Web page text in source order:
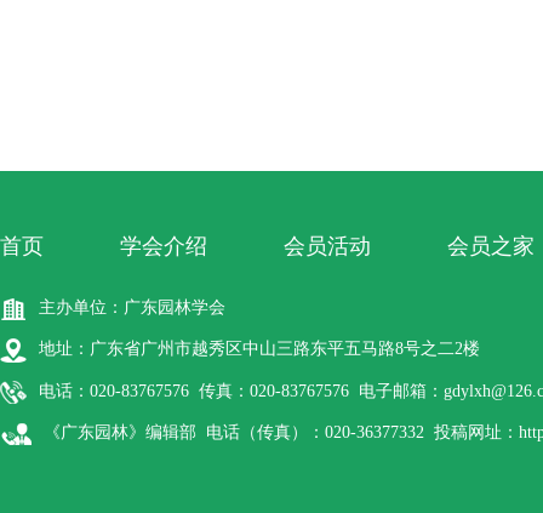
首页 学会介绍 会员活动 会员之家
主办单位：广东园林学会
地址：广东省广州市越秀区中山三路东平五马路8号之二2楼
电话：020-83767576 传真：020-83767576 电子邮箱：
《广东园林》编辑部 电话（传真）：020-36377332 投稿网址：